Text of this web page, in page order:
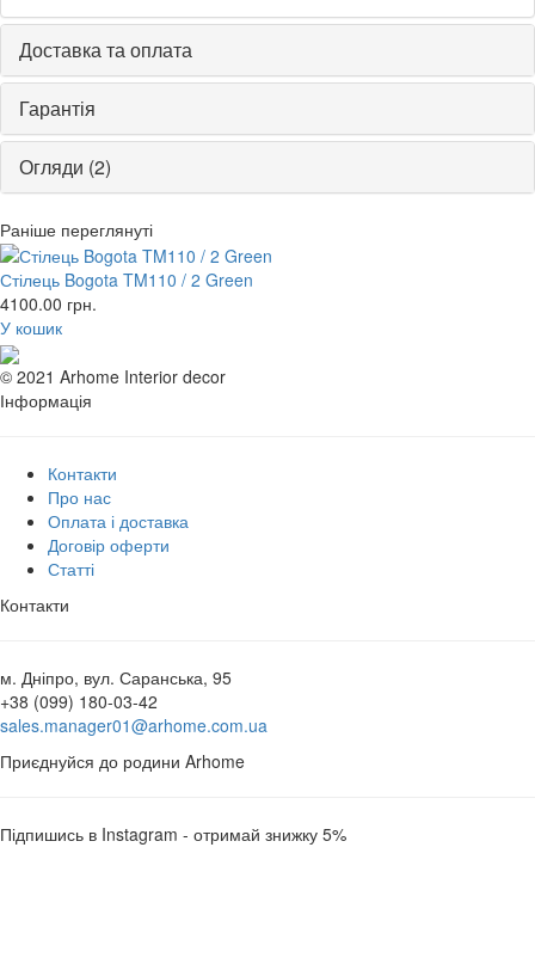
Доставка та оплата
Гарантія
Огляди (2)
Раніше переглянуті
Стілець Bogota TM110 / 2 Green
4100.00 грн.
У кошик
© 2021 Arhome Interior decor
Інформація
Контакти
Про нас
Оплата і доставка
Договір оферти
Статті
Контакти
м. Дніпро, вул. Саранська, 95
+38 (099) 180-03-42
sales.manager01@arhome.com.ua
Приєднуйся до родини Arhome
Підпишись в Instagram - отримай знижку 5%